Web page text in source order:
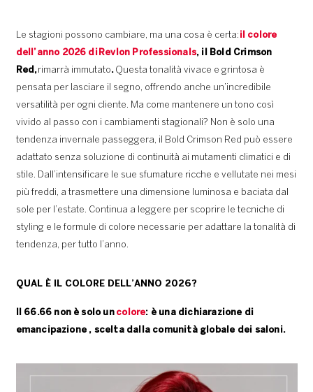
Le stagioni possono cambiare, ma una cosa è certa: il colore
dell’anno 2026 di Revlon Professionals, il Bold Crimson
Red,rimarrà immutato. Questa tonalità vivace e grintosa è
pensata per lasciare il segno, offrendo anche un’incredibile
versatilità per ogni cliente. Ma come mantenere un tono così
vivido al passo con i cambiamenti stagionali? Non è solo una
tendenza invernale passeggera, il Bold Crimson Red può essere
adattato senza soluzione di continuità ai mutamenti climatici e di
stile. Dall’intensificare le sue sfumature ricche e vellutate nei mesi
più freddi, a trasmettere una dimensione luminosa e baciata dal
sole per l’estate. Continua a leggere per scoprire le tecniche di
styling e le formule di colore necessarie per adattare la tonalità di
tendenza, per tutto l’anno.
QUAL È IL COLORE DELL’ANNO 2026?
Il 66.66 non è solo un colore: è una dichiarazione di
emancipazione , scelta dalla comunità globale dei saloni.